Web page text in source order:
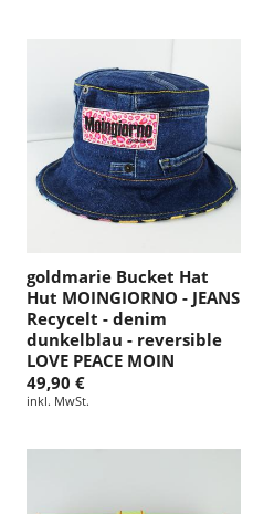
goldmarie Bucket Hat
Hut MOINGIORNO - JEANS
Recycelt - denim
dunkelblau - reversible
LOVE PEACE MOIN
49,90 €
inkl. MwSt.